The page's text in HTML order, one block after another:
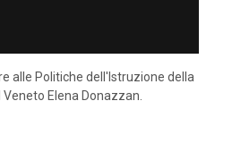
alle Politiche dell'Istruzione della
Veneto Elena Donazzan.